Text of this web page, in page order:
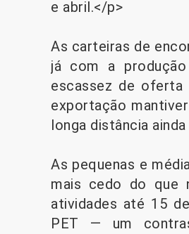
e abril.</p>
As carteiras de
já com a
escassez de
exportação
longa distância
As pequenas e
mais cedo do que
atividades até 15
PET — um